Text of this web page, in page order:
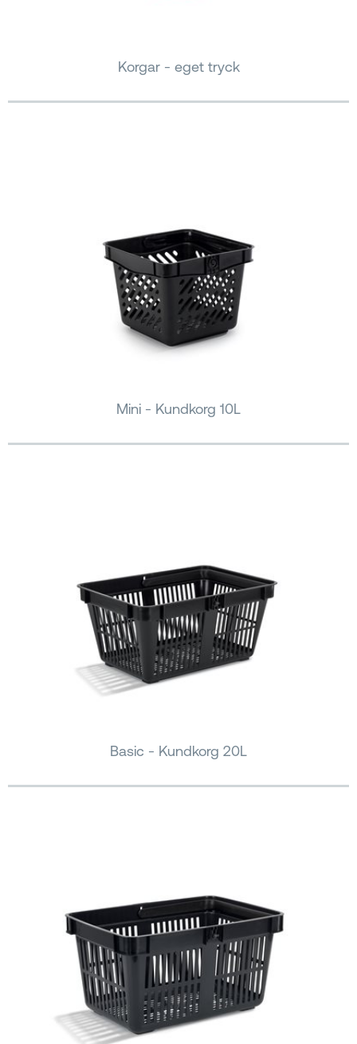
Korgar - eget tryck
Mini - Kundkorg 10L
Basic - Kundkorg 20L